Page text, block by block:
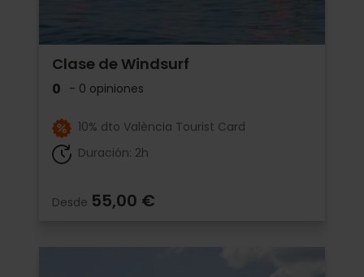
Clase de Windsurf
0 - 0 opiniones
10% dto València Tourist Card
Duración: 2h
Desde 55,00 €